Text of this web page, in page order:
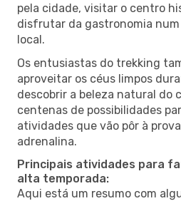
pela cidade, visitar o centro
disfrutar da gastronomia
local.
Os entusiastas do trekking
aproveitar os céus limpos
descobrir a beleza natural do
centenas de possibilidades
atividades que vão pôr à
adrenalina.
Principais atividades para
alta temporada:
Aqui está um resumo com